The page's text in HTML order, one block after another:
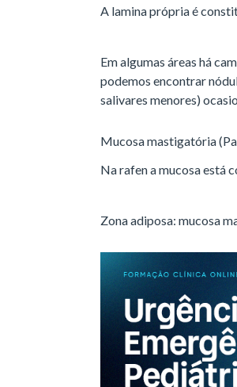
A lamina própria é
Em algumas áreas há
podemos encontrar
salivares menores)
Mucosa mastigatória
Na rafen a mucosa está
Zona adiposa: mucosa